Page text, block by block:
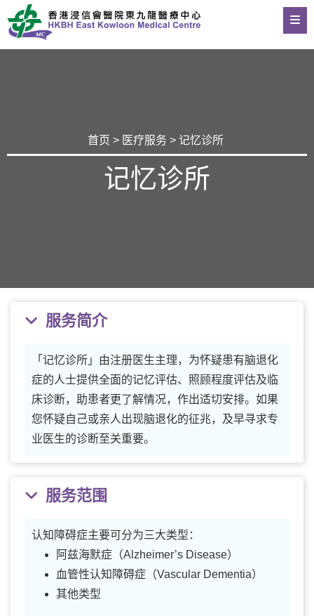
首页 > 医疗服务 > 记忆诊所
记忆诊所
服务简介
「记忆诊所」由注册医生主理，为怀疑患有脑退化
症的人士提供全面的记忆评估、照顾程度评估及临
床诊断，助患者更了解情况，作出适切安排。如果
您怀疑自己或亲人出现脑退化的征兆，及早寻求专
业医生的诊断至关重要。
服务范围
认知障碍症主要可分为三大类型：
阿兹海默症（Alzheimer’s Disease）
血管性认知障碍症（Vascular Dementia）
其他类型